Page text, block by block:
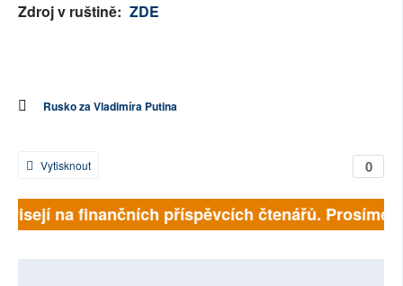
Zdroj v ruštině: ZDE
Rusko za Vladimíra Putina
0
Vytisknout
na finančních příspěvcích čtenářů. Prosíme,